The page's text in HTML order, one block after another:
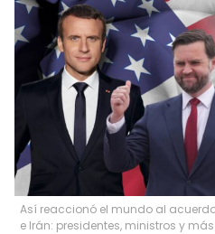
Así reaccionó el mundo al
e Irán: presidentes, ministros y más